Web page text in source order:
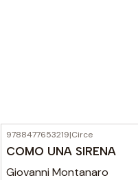
9788477653219|Circe
COMO UNA SIRENA
Giovanni Montanaro